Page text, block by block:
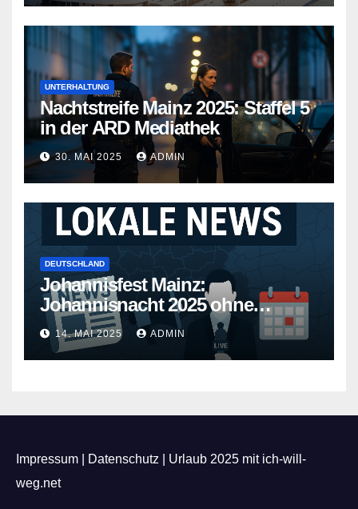
UNTERHALTUNG
Nachtstreife Mainz 2025: Staffel 5
in der ARD Mediathek
30. MAI 2025 ADMIN
DEUTSCHLAND
Johannisfest Mainz:
Johannisnacht 2025 ohne
Feuerwerk
14. MAI 2025 ADMIN
Impressum Datenschutz
Urlaub 2025 mit ich-will-
weg.net